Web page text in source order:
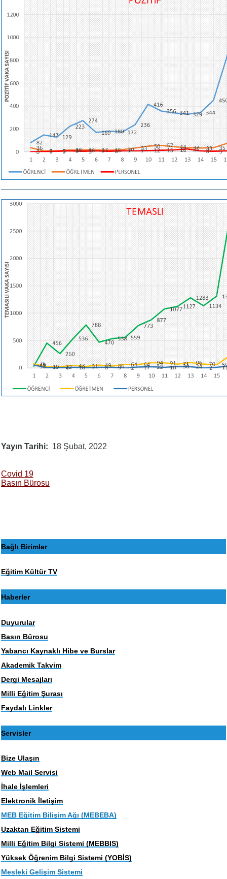
Yayın Tarihi 18 Şubat, 2022
Covid 19
Basın Bürosu
Bağlı Birimler
Eğitim Kültür TV
Haberler
Duyurular
Basın Bürosu
Yabancı Kaynaklı Hibe ve Burslar
Akademik Takvim
Dergi Mesajları
Milli Eğitim Şurası
Faydalı Linkler
Servisler
Bize Ulaşın
Web Mail Servisi
İhale İşlemleri
Elektronik İletişim
MEB Eğitim Bilişim Ağı (MEBEBA)
Uzaktan Eğitim Sistemi
Milli Eğitim Bilgi Sistemi (MEBBIS)
Yüksek Öğrenim Bilgi Sistemi (YOBİS)
Mesleki Gelişim Sistemi